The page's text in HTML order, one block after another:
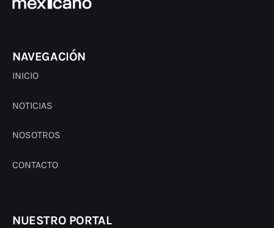
NAVEGACIÓN
INICIO
NOTICIAS
NOSOTROS
CONTACTO
NUESTRO PORTAL